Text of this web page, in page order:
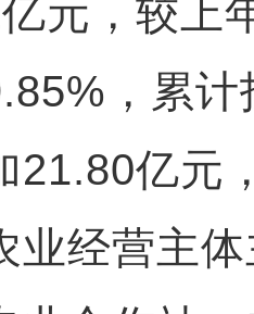
元，较上
，累
21.80亿元
经营主体